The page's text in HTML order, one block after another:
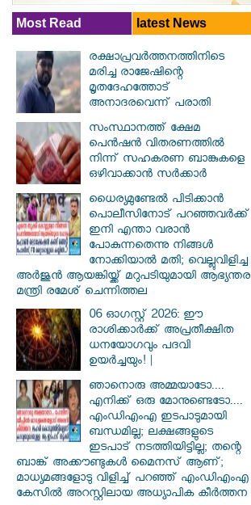
Most Read latest News
രക്ഷാപ്രവര്‍ത്തനത്തിനിടെ
മരിച്ച രാജേഷിന്റെ
മൃതദേഹത്തോട്
അനാദരവെന്ന് പരാതി
സംസ്ഥാനത്ത് ക്ഷേമ
പെൻഷൻ വിതരണത്തിൽ
നിന്ന് സഹകരണ ബാങ്കുകളെ
ഒഴിവാക്കാൻ സർക്കാർ
ധൈര്യമുണ്ടേൽ പിടിക്കാൻ
പൊലീസിനോട് പറഞ്ഞവർക്ക്
ഇനി എന്താ വരാൻ
പോകുന്നതെന്നു നിങ്ങൾ
നോക്കിയാൽ മതി; വെല്ലുവിളിച്ച
അർജുൻ ആയങ്കിയ്ക്ക് മറുപടിയുമായി ആഭ്യന്തര
മന്ത്രി രമേശ് ചെന്നിത്തല
06 ഓഗസ്റ്റ് 2026: ഈ
രാശിക്കാർക്ക് അപ്രതീക്ഷിത
ധനയോഗവും പദവി
ഉയർച്ചയും! |
ഞാനൊരു അമ്മയാടോ....
എനിക്ക് ഒരു മോനുണ്ടെടോ....
എംഡിഎംഎ ഇടപാടുമായി
ബന്ധമില്ല; ലക്ഷങ്ങളുടെ
ഇടപാട് നടത്തിയിട്ടില്ല; തന്റെ
ബാങ്ക് അക്കൗണ്ടുകൾ മൈനസ് ആണ്;
മാധ്യമങ്ങളോടു വിളിച്ച് പറഞ്ഞ് എംഡിഎംഎ
കേസിൽ അറസ്റ്റിലായ അധ്യാപിക കീർത്തന